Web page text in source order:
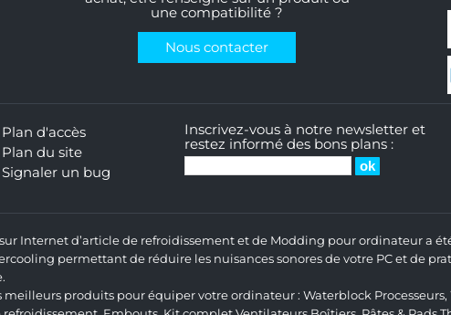
une compatibilité ?
Nous contacter
Plan d'accès
Plan du site
Signaler un bug
Inscrivez-vous à notre newsletter et
restez informé des bons plans :
Internet d’article de refroidissement et de Modding pour ordinateur a
permettant de réduire les nuisances sonores de votre PC et de
meilleurs produits pour équiper votre ordinateur : Waterblock Processeurs,